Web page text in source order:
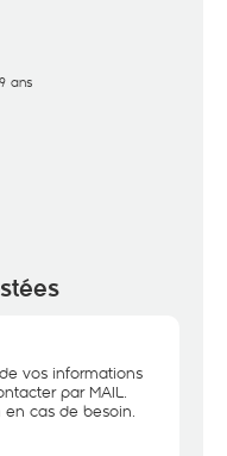
ans
vos informations
par MAIL.
cas de besoin.